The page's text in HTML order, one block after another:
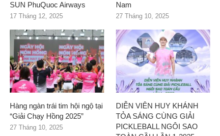
SUN PhuQuoc Airways
17 Tháng 12, 2025
Nam
27 Tháng 10, 2025
Hàng ngàn trái tim hội ngộ tại
“Giải Chạy Hồng 2025”
27 Tháng 10, 2025
DIỄN VIÊN HUY KHÁNH
TỎA SÁNG CÙNG GIẢI
PICKLEBALL NGÔI SAO